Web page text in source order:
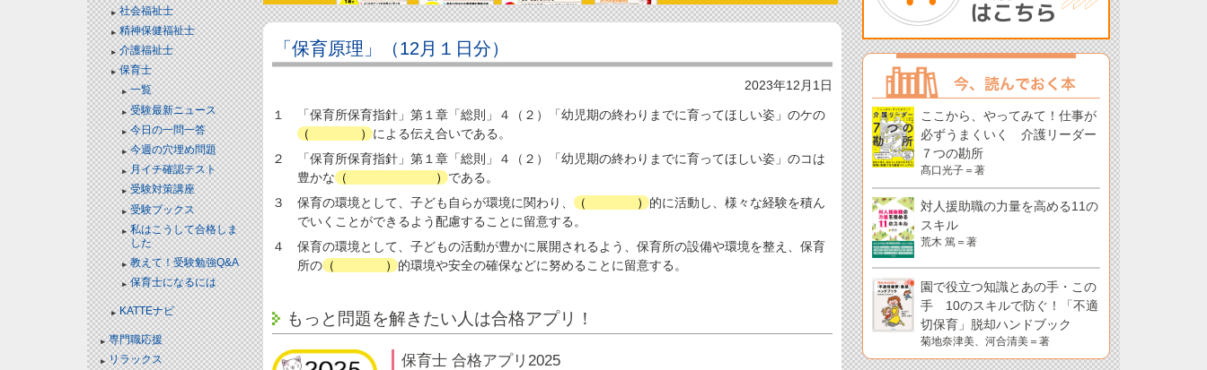
社会福祉士
精神保健福祉士
介護福祉士
保育士
一覧
受験最新ニュース
今日の一問一答
今週の穴埋め問題
月イチ確認テスト
受験対策講座
受験ブックス
私はこうして合格しま
した
教えて！受験勉強Q&A
保育士になるには
KATTEナビ
専門職応援
リラックス
「保育原理」（12月１日分）
2023年12月1日
１ 「保育所保育指針」第１章「総則」４（２）「幼児期の終わりまでに育ってほしい姿」のケの
（
）による伝え合いである。
２ 「保育所保育指針」第１章「総則」４（２）「幼児期の終わりまでに育ってほしい姿」のコは
豊かな（ ）である。
３ 保育の環境として、子ども自らが環境に関わり、 （ ）的に活動し、様々な経験を積ん
でいくことができるよう配慮することに留意する。
４ 保育の環境として、子どもの活動が豊かに展開されるよう、保育所の設備や環境を整え、保育
所の（ ）的環境や安全の確保などに努めることに留意する。
もっと問題を解きたい人は合格アプリ！
保育士 合格アプリ2025
ここから、やってみて！仕事が
必ずうまくいく 介護リーダー
７つの勘所
髙口光子＝著
対人援助職の力量を高める11の
スキル
荒木 篤＝著
園で役立つ知識とあの手・この
手 10のスキルで防ぐ！「不適
切保育」脱却ハンドブック
菊地奈津美、河合清美＝著